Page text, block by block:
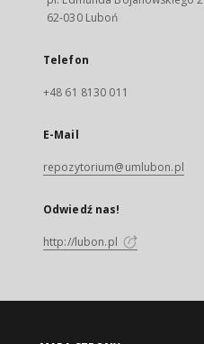
62-030 Luboń
Telefon
+48 61 8130 011
E-Mail
repozytorium@umlubon.pl
Odwiedź nas!
http://lubon.pl